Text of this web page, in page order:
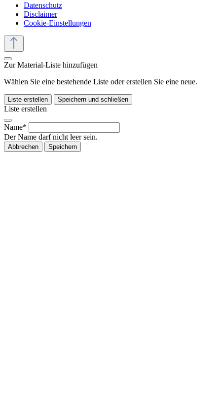
Datenschutz
Disclaimer
Cookie-Einstellungen
Zur Material-Liste hinzufügen
Wählen Sie eine bestehende Liste oder erstellen Sie eine neue.
Liste erstellen Speichern und schließen
Liste erstellen
Name*
Der Name darf nicht leer sein.
Abbrechen Speichern